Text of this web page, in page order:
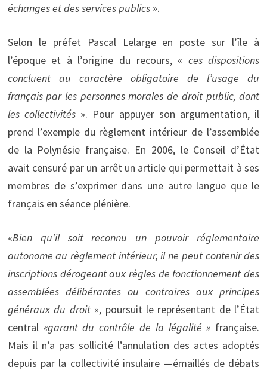
échanges et des services publics ».
Selon le préfet Pascal Lelarge en poste sur l’île à
l’époque et à l’origine du recours, « ces dispositions
concluent au caractère obligatoire de l’usage du
français par les personnes morales de droit public, dont
les collectivités ». Pour appuyer son argumentation, il
prend l’exemple du règlement intérieur de l’assemblée
de la Polynésie française. En 2006, le Conseil d’État
avait censuré par un arrêt un article qui permettait à ses
membres de s’exprimer dans une autre langue que le
français en séance plénière.
«Bien qu’il soit reconnu un pouvoir réglementaire
autonome au règlement intérieur, il ne peut contenir des
inscriptions dérogeant aux règles de fonctionnement des
assemblées délibérantes ou contraires aux principes
généraux du droit», poursuit le représentant de l’État
central «garant du contrôle de la légalité » française.
Mais il n’a pas sollicité l’annulation des actes adoptés
depuis par la collectivité insulaire —émaillés de débats